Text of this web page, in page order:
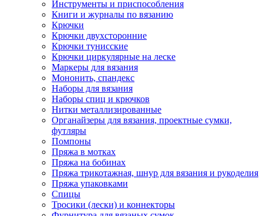
Инструменты и приспособления
Книги и журналы по вязанию
Крючки
Крючки двухсторонние
Крючки тунисские
Крючки циркулярные на леске
Маркеры для вязания
Мононить, спандекс
Наборы для вязания
Наборы спиц и крючков
Нитки металлизированные
Органайзеры для вязания, проектные сумки,
футляры
Помпоны
Пряжа в мотках
Пряжа на бобинах
Пряжа трикотажная, шнур для вязания и рукоделия
Пряжа упаковками
Спицы
Тросики (лески) и коннекторы